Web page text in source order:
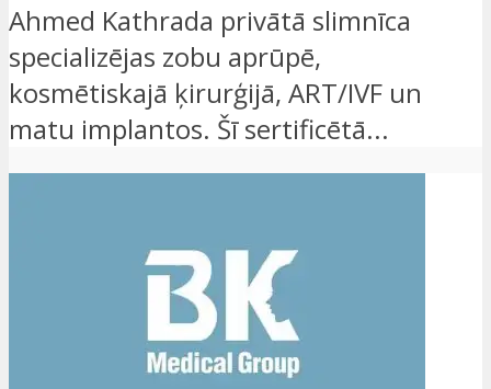
Ahmed Kathrada privātā slimnīca
specializējas zobu aprūpē,
kosmētiskajā ķirurģijā, ART/IVF un
matu implantos. Šī sertificētā...